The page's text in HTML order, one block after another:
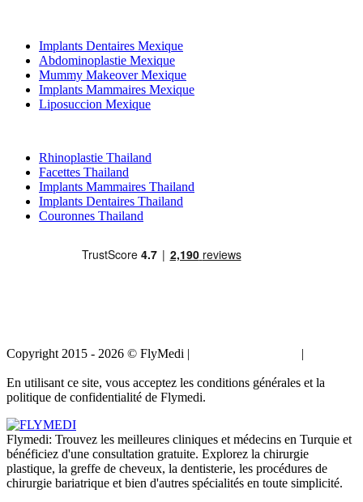
Implants Dentaires Mexique
Abdominoplastie Mexique
Mummy Makeover Mexique
Implants Mammaires Mexique
Liposuccion Mexique
Rhinoplastie Thailand
Facettes Thailand
Implants Mammaires Thailand
Implants Dentaires Thailand
Couronnes Thailand
Copyright 2015 - 2026 © FlyMedi | |
En utilisant ce site, vous acceptez les conditions générales et la
politique de confidentialité de Flymedi.
Flymedi: Trouvez les meilleures cliniques et médecins en Turquie et
bénéficiez d'une consultation gratuite. Explorez la chirurgie
plastique, la greffe de cheveux, la dentisterie, les procédures de
chirurgie bariatrique et bien d'autres spécialités en toute simplicité.